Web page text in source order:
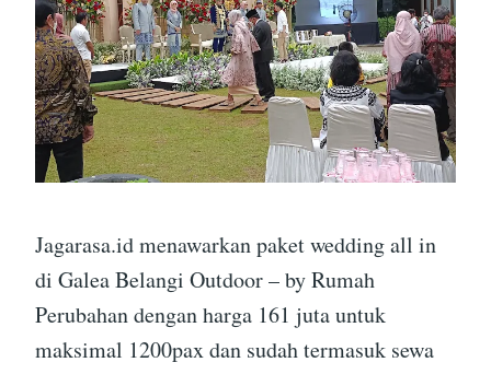
Jagarasa.id menawarkan paket wedding all in
di Galea Belangi Outdoor – by Rumah
Perubahan dengan harga 161 juta untuk
maksimal 1200pax dan sudah termasuk sewa